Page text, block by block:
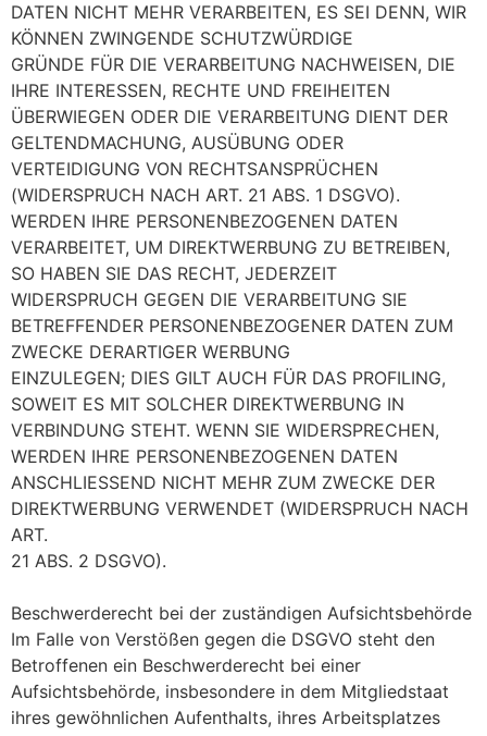
DATEN NICHT MEHR VERARBEITEN, ES SEI DENN, WIR
KÖNNEN ZWINGENDE SCHUTZWÜRDIGE
GRÜNDE FÜR DIE VERARBEITUNG NACHWEISEN, DIE
IHRE INTERESSEN, RECHTE UND FREIHEITEN
ÜBERWIEGEN ODER DIE VERARBEITUNG DIENT DER
GELTENDMACHUNG, AUSÜBUNG ODER
VERTEIDIGUNG VON RECHTSANSPRÜCHEN
(WIDERSPRUCH NACH ART. 21 ABS. 1 DSGVO).
WERDEN IHRE PERSONENBEZOGENEN DATEN
VERARBEITET, UM DIREKTWERBUNG ZU BETREIBEN,
SO HABEN SIE DAS RECHT, JEDERZEIT
WIDERSPRUCH GEGEN DIE VERARBEITUNG SIE
BETREFFENDER PERSONENBEZOGENER DATEN ZUM
ZWECKE DERARTIGER WERBUNG
EINZULEGEN; DIES GILT AUCH FÜR DAS PROFILING,
SOWEIT ES MIT SOLCHER DIREKTWERBUNG IN
VERBINDUNG STEHT. WENN SIE WIDERSPRECHEN,
WERDEN IHRE PERSONENBEZOGENEN DATEN
ANSCHLIESSEND NICHT MEHR ZUM ZWECKE DER
DIREKTWERBUNG VERWENDET (WIDERSPRUCH NACH
ART.
21 ABS. 2 DSGVO).
Beschwerderecht bei der zuständigen Aufsichtsbehörde
Im Falle von Verstößen gegen die DSGVO steht den
Betroffenen ein Beschwerderecht bei einer
Aufsichtsbehörde, insbesondere in dem Mitgliedstaat
ihres gewöhnlichen Aufenthalts, ihres Arbeitsplatzes